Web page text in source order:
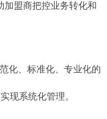
加盟商把控业务转化和
化、标准化、专业化的
现系统化管理。